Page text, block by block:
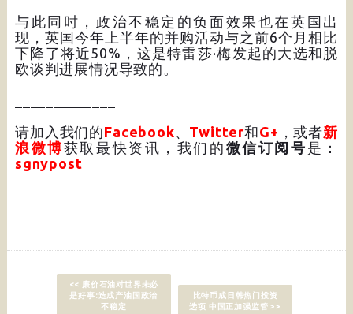
与此同时，政治不稳定的负面效果也在英国出
现，英国今年上半年的并购活动与之前6个月相比
下降了将近50%，这是特雷莎·梅发起的大选和脱
欧谈判进展情况导致的。
请加入我们的Facebook、 Twitter和G+ ，或者新
浪微博获取最快资讯，我们的 微信订阅号 是：
sgnypost
<< 廉价石油对世界未必
是好事:造成产油国政治
不稳定
比特币成日韩热门投资
选项 中国正加强监管 >>